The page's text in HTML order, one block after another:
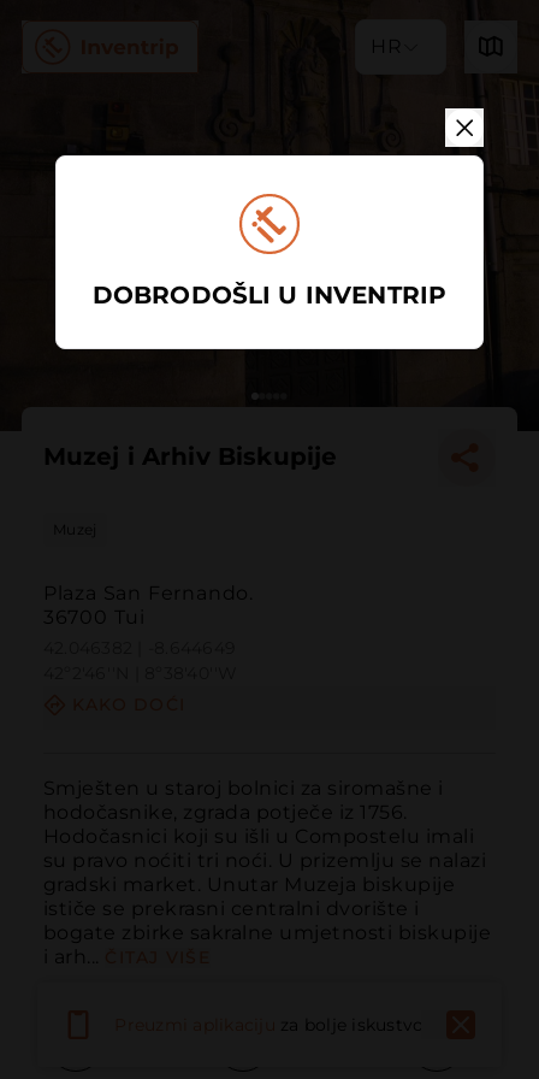
HR
Muzej i Arhiv Biskupije
Muzej
Plaza San Fernando.
36700 Tui
Smješten u staroj bolnici za siromašne i
hodočasnike, zgrada potječe iz 1756.
Hodočasnici koji su išli u Compostelu imali
su pravo noćiti tri noći. U prizemlju se nalazi
gradski market. Unutar Muzeja biskupije
ističe se prekrasni centralni dvorište i
bogate zbirke sakralne umjetnosti biskupije
i arh...
za bolje iskustvo
DOBRODOŠLI U INVENTRIP